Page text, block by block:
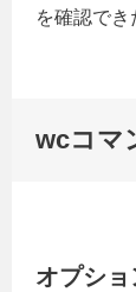
を確認でき
wcコマ
オプシ